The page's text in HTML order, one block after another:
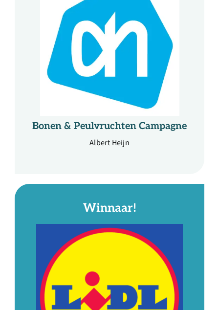
Bonen & Peulvruchten Campagne
Albert Heijn
Winnaar!